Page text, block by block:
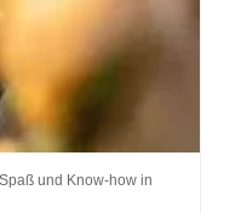
und Know-how in